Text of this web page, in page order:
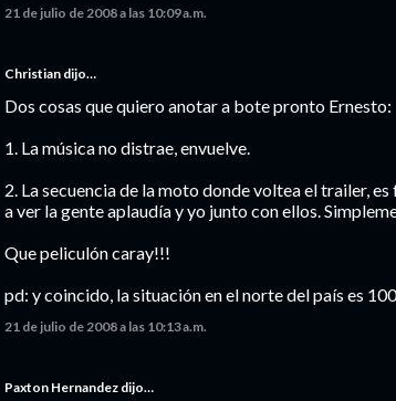
21 de julio de 2008 a las 10:09 a.m.
Christian dijo…
Dos cosas que quiero anotar a bote pronto Ernesto:
1. La música no distrae, envuelve.
2. La secuencia de la moto donde voltea el trailer,
a ver la gente aplaudía y yo junto con ellos.
Que peliculón caray!!!
pd: y coincido, la situación en el norte del país es
21 de julio de 2008 a las 10:13 a.m.
Paxton Hernandez dijo…